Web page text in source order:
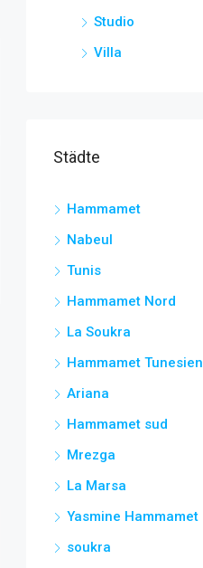
Studio
Villa
Städte
Hammamet
Nabeul
Tunis
Hammamet Nord
La Soukra
Hammamet Tunesien
Ariana
Hammamet sud
Mrezga
La Marsa
Yasmine Hammamet
soukra